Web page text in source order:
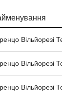
Вільйорезі
Вільйорезі
Вільйорезі